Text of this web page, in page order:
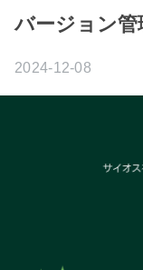
バージョン
2024-12-08